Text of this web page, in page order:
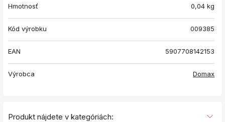
Hmotnosť 0,04 kg
Kód výrobku 009385
EAN 5907708142153
Výrobca Domax
Produkt nájdete v kategóriách: